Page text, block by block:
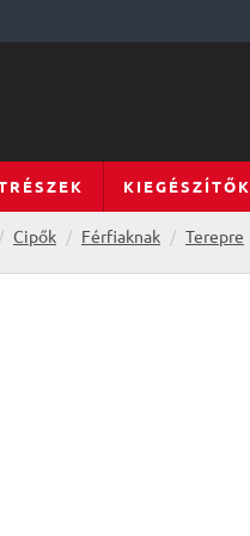
KIEGÉSZÍTŐK
Cipők Férfiaknak Terepre